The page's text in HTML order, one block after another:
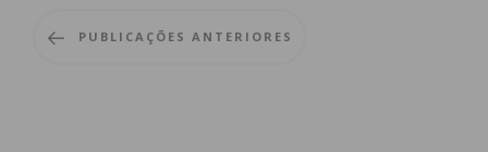
PUBLICAÇÕES ANTERIORES